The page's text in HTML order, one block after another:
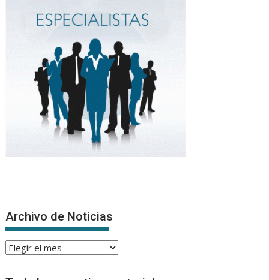
Archivo de Noticias
Archivo
Noticias